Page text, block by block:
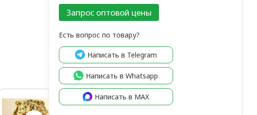
Запрос оптовой цены
Есть вопрос по товару?
Написать в Telegram
Написать в Whatsapp
Написать в MAX